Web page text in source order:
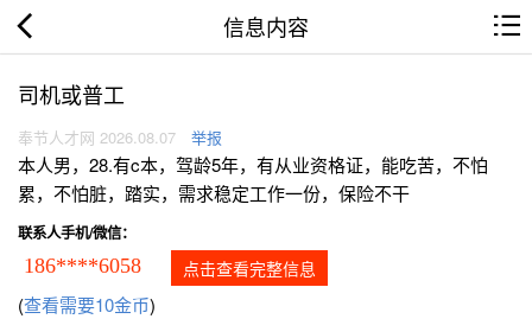
信息内容
司机或普工
奉节人才网 2026.08.07 举报
本人男，28.有c本，驾龄5年，有从业资格证，能吃苦，不怕
累，不怕脏，踏实，需求稳定工作一份，保险不干
联系人手机/微信：
186****6058 点击查看完整信息
(查看需要10金币)